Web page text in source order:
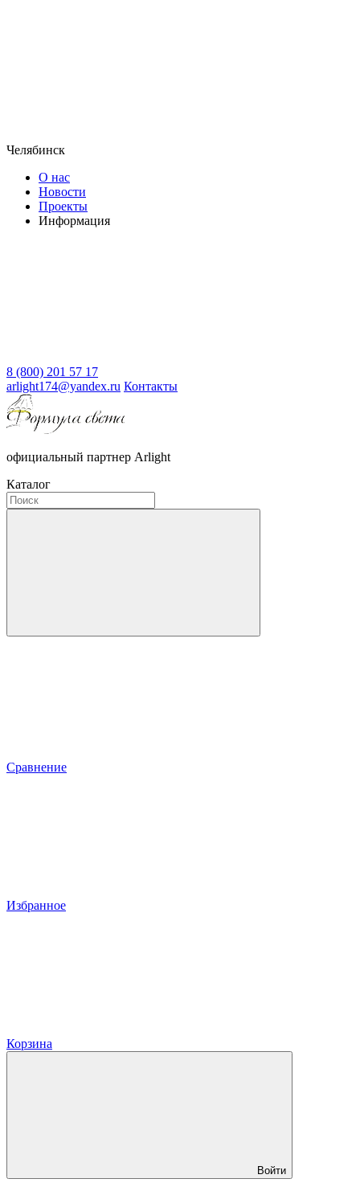
Челябинск
О нас
Новости
Проекты
Информация
8 (800) 201 57 17
arlight174@yandex.ru Контакты
официальный партнер Arlight
Каталог
Сравнение
Избранное
Корзина
Войти